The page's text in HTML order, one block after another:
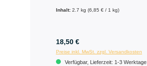
Inhalt: 2.7 kg (6,85 € / 1 kg)
18,50 €
Preise inkl. MwSt. zzgl. Versandkosten
Verfügbar, Lieferzeit: 1-3 Werktage